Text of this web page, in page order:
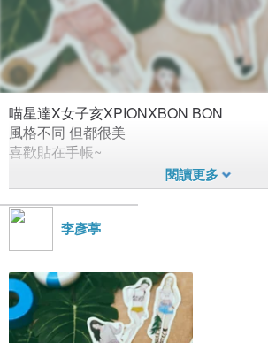
女孩貼紙
1,838
喵星達X女子亥XPIONXBON BON
風格不同 但都很美
喜歡貼在手帳~
李彥葶